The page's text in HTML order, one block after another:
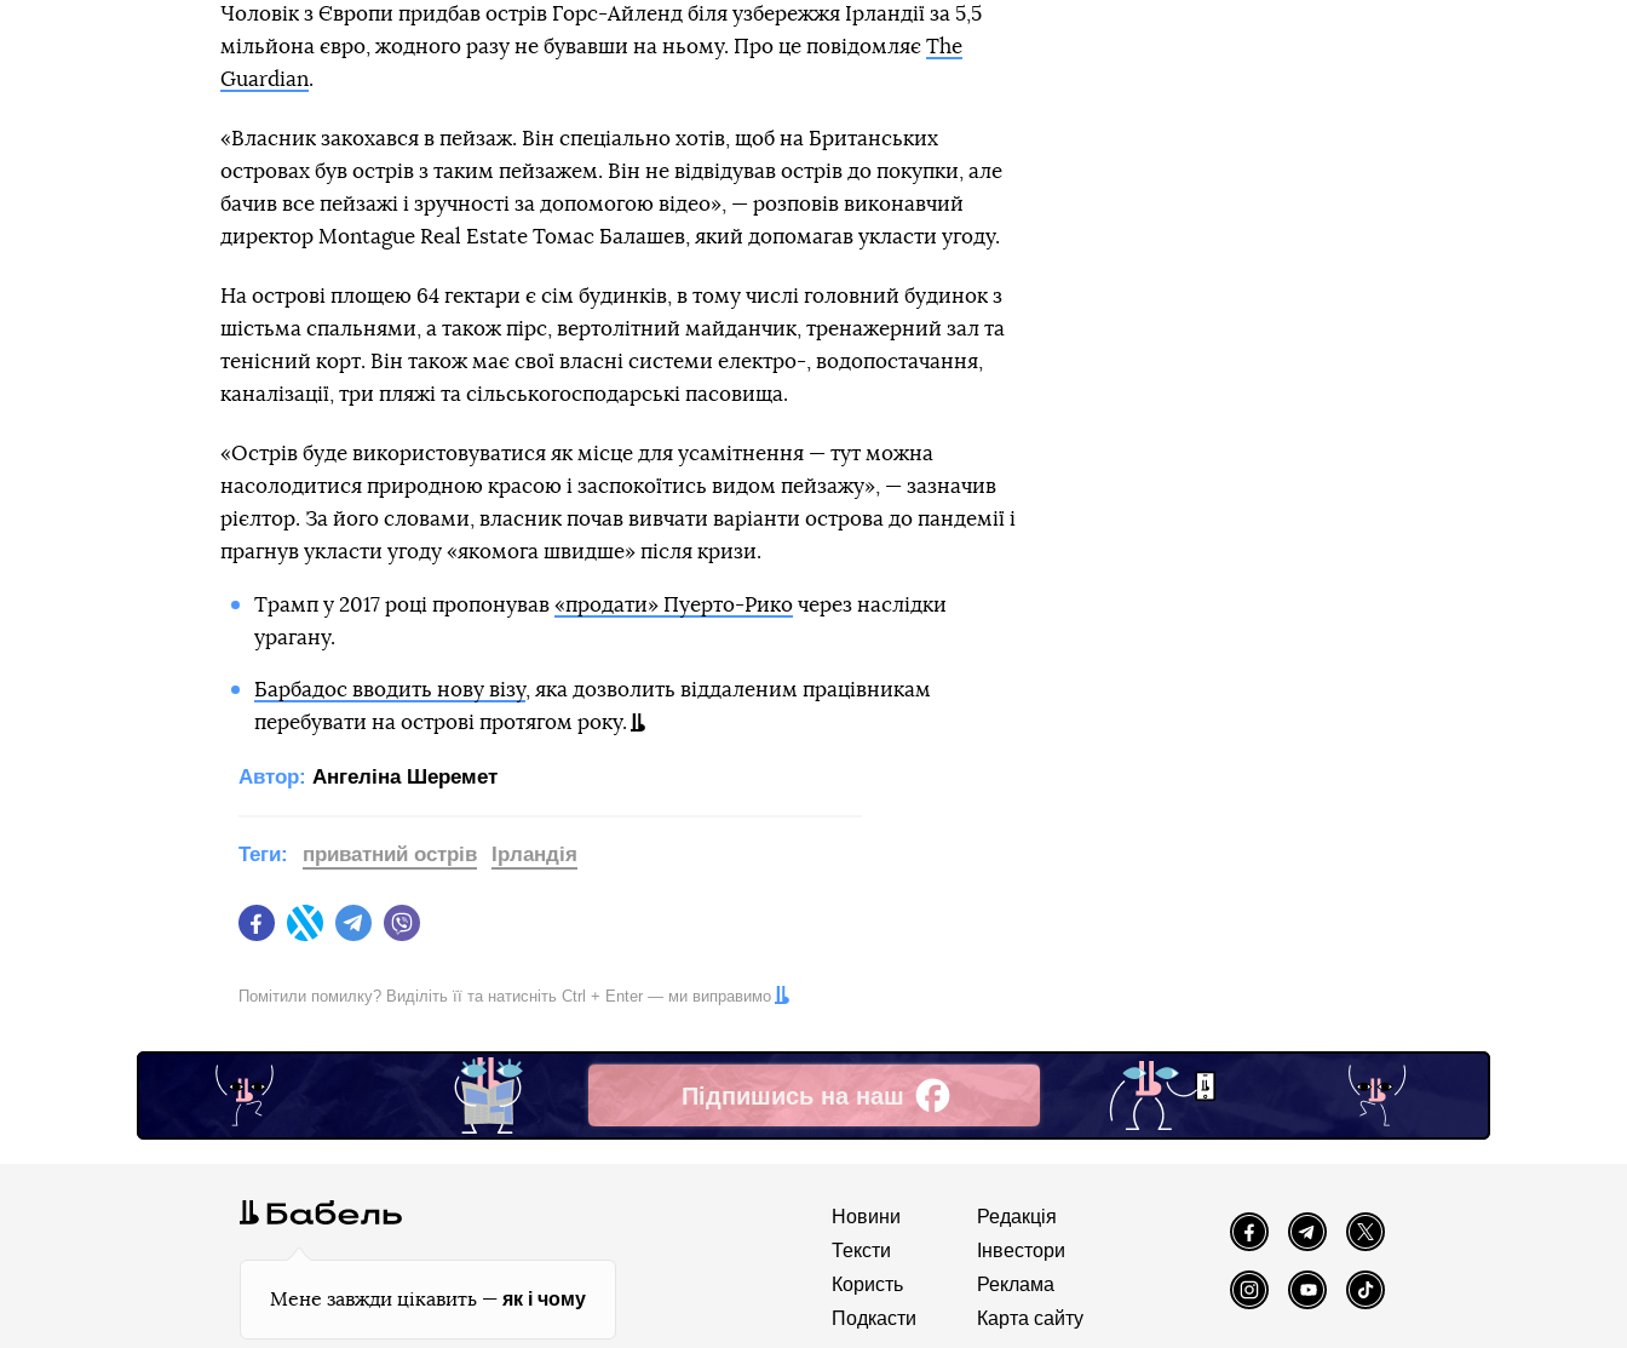
Чоловік з Європи придбав острів Горс-Айленд біля узбережжя Ірландії за 5,5
мільйона євро, жодного разу не бувавши на ньому. Про це повідомляє The
Guardian.
«Власник закохався в пейзаж. Він спеціально хотів, щоб на Британських
островах був острів з таким пейзажем. Він не відвідував острів до покупки, але
бачив все пейзажі і зручності за допомогою відео», — розповів виконавчий
директор Montague Real Estate Томас Балашев, який допомагав укласти угоду.
На острові площею 64 гектари є сім будинків, в тому числі головний будинок з
шістьма спальнями, а також пірс, вертолітний майданчик, тренажерний зал та
тенісний корт. Він також має свої власні системи електро-, водопостачання,
каналізації, три пляжі та сільськогосподарські пасовища.
«Острів буде використовуватися як місце для усамітнення — тут можна
насолодитися природною красою і заспокоїтись видом пейзажу», — зазначив
рієлтор. За його словами, власник почав вивчати варіанти острова до пандемії і
прагнув укласти угоду «якомога швидше» після кризи.
Трамп у 2017 році пропонував «продати» Пуерто-Рикочерез наслідки
урагану.
Барбадос вводить нову візу, яка дозволить віддаленим працівникам
перебувати на острові протягом року.
Автор: Ангеліна Шеремет
FacebookTwitter Telegram
Теги: приватний острів Ірландія
Помітили помилку? Виділіть її та натисніть Ctrl + Enter — ми виправимо
Підпишись на наш
Facebook
Мене завжди цікавить — як і чому
Новини
Тексти
Користь
Подкасти
Редакція
Інвестори
Реклама
Карта сайту
FacebookTelegram Twitter
InstagramYouTube TikTok